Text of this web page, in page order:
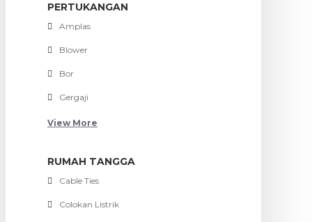
PERTUKANGAN
Amplas
Blower
Bor
Gergaji
View More
RUMAH TANGGA
Cable Ties
Colokan Listrik